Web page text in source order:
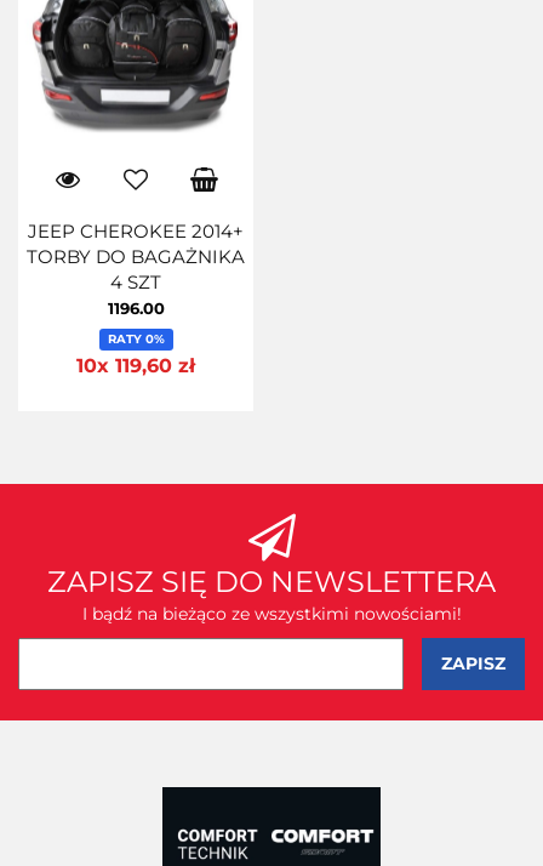
JEEP CHEROKEE 2014+
TORBY DO BAGAŻNIKA
4 SZT
1196.00
RATY 0%
10x 119,60 zł
ZAPISZ SIĘ DO NEWSLETTERA
I bądź na bieżąco ze wszystkimi nowościami!